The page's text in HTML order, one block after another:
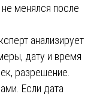
менялся после
анализирует
дату и время
разрешение.
Если дата